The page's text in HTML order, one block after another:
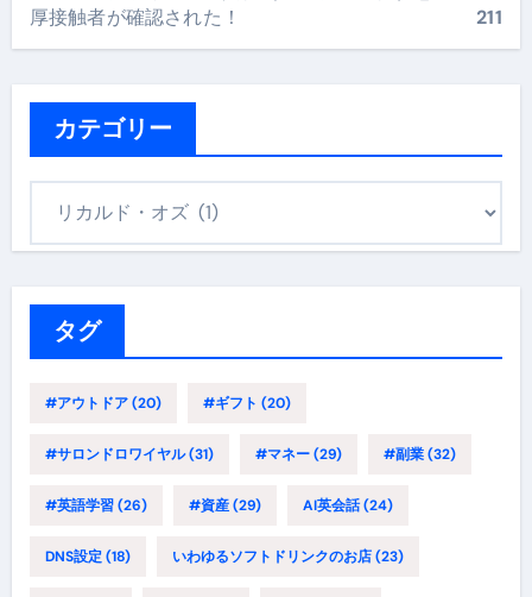
厚接触者が確認された！
211
カテゴリー
タグ
#アウトドア(20) #ギフト (20)
#サロンドロワイヤル(31) #マネー(29) #副業(32)
#英語学習(26) #資産(29) AI英会話(24)
DNS設定(18) いわゆるソフトドリンクのお店(23)